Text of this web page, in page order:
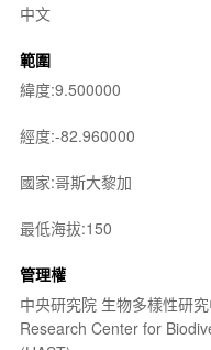
中文
範圍
緯度:9.500000
經度:-82.960000
國家:哥斯大黎加
最低海拔:150
管理權
中央研究院 生物多樣性研
Research Center for